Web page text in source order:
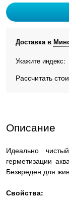
Доставка в
Укажите индекс:
Рассчитать
Описание
Идеально
герметизации
Безвреден для
Свойства: